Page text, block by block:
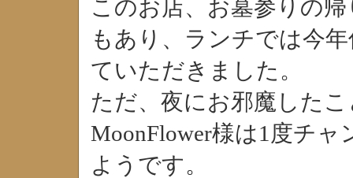
このお店、お墓参りの
もあり、ランチでは今
ていただきました。
ただ、夜にお邪魔した
MoonFlower様は1度チャ
ようです。